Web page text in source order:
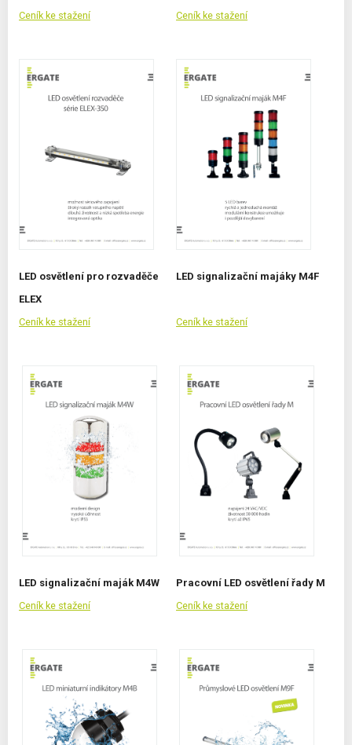
Ceník ke stažení
Ceník ke stažení
LED osvětlení pro rozvaděče
ELEX
LED signalizační majáky M4F
Ceník ke stažení Ceník ke stažení
LED signalizační maják M4W
Pracovní LED osvětlení řady M
Ceník ke stažení
Ceník ke stažení